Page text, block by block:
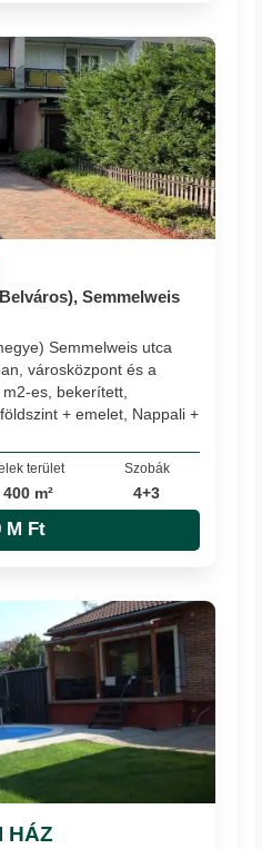
Semmelweis
Semmelweis utca
városközpont és a
es, bekerített,
+ emelet, Nappali +
terület
400 m²
Szobák
4+3
M Ft
HÁZ